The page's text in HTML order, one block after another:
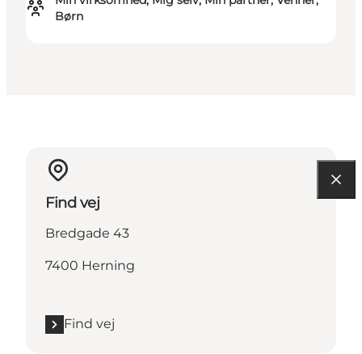
Børn
Find vej
Bredgade 43
7400 Herning
Find vej